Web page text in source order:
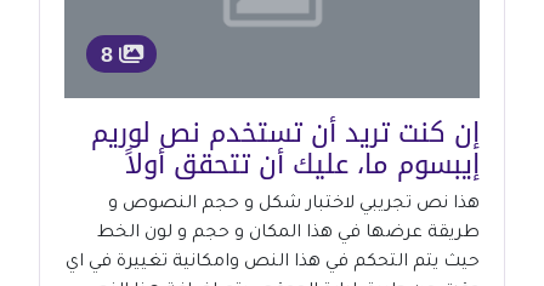
8
إن كنت تريد أن تستخدم نص لوريم
إيبسوم ما، عليك أن تتحقق أولاً
هذا نص تجريبي لاختبار شكل و حجم النصوص و
طريقة عرضها في هذا المكان و حجم و لون الخط
حيث يتم التحكم في هذا النص وامكانية تغييرة في اي